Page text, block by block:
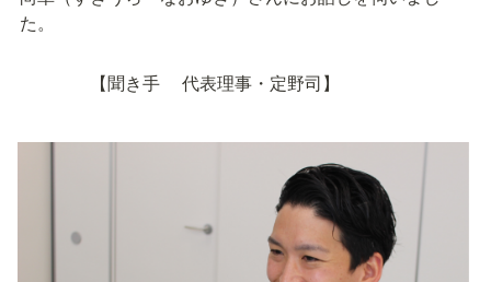
た。
【聞き手　 代表理事・定野司】